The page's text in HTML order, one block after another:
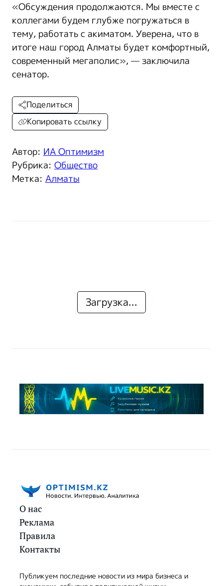
«Обсуждения продолжаются. Мы вместе с
коллегами будем глубже погружаться в
тему, работать с акиматом. Уверена, что в
итоге наш город Алматы будет комфортный,
современный мегаполис», — заключила
сенатор.
Автор: ИА Оптимизм
Рубрика: Общество
Метка: Алматы
Поделиться
Копировать ссылку
Загрузка...
О нас
Реклама
Правила
Контакты
Публикуем последние новости из мира бизнеса и